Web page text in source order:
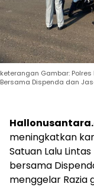
keterangan Gambar:
Bersama Dispenda dan
meningkatkan
Satuan Lalu
bersama
menggelar Razia